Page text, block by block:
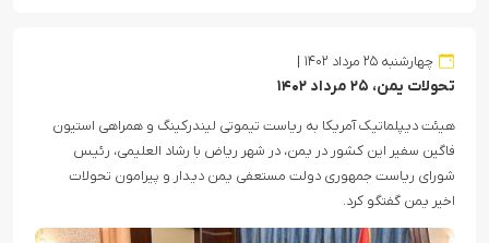
چهارشنبه ۲۵ مرداد ۱۴۰۲
تحولات یمن، ۲۵ مرداد ۱۴۰۲
هیئت دیپلماتیک آمریکا به ریاست تیموتی لیندرکینگ و همراهی استیون
فاگین سفیر این کشور در یمن، در شهر ریاض با رشاد العلیمی، رئیس
شورای ریاست جمهوری دولت مستعفی یمن دیدار و پیرامون تحولات
اخیر یمن گفتگو کرد.